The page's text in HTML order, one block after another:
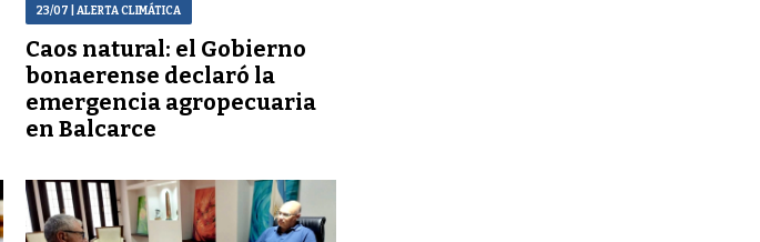
23/07 | ALERTA CLIMÁTICA
Caos natural: el Gobierno
bonaerense declaró la
emergencia agropecuaria
en Balcarce